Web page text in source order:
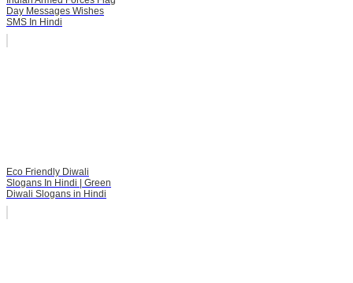
Day Messages Wishes
SMS In Hindi
Eco Friendly Diwali
Slogans In Hindi | Green
Diwali Slogans in Hindi